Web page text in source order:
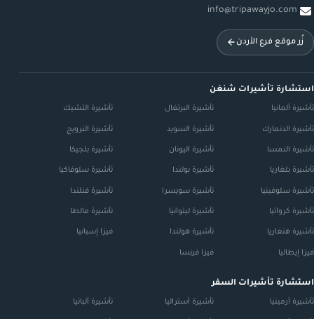
info@tripawayjo.com
زُر موقع فرع الأردن
استشارة تأشيرات شنغن
تأشيرة ألمانيا تأشيرة البرتغال تأشيرة التشيك
تأشيرة الدنمارك تأشيرة السويد تأشيرة النرويج
تأشيرة النمسا تأشيرة اليونان تأشيرة بلجيكا
تأشيرة بلغاريا تأشيرة بولندا تأشيرة سلوفاكيا
تأشيرة سلوفينيا تأشيرة سويسرا تأشيرة فنلندا
تأشيرة كرواتيا تأشيرة ليتوانيا تأشيرة مالطا
تأشيرة هنغاريا تأشيرة هولندا فيزا إسبانيا
فيزا إيطاليا فيزا فرنسا
استشارة تأشيرات السفر
تأشيرة أرمينيا تأشيرة أستراليا تأشيرة ألبانيا